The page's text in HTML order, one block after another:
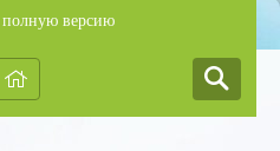
версию